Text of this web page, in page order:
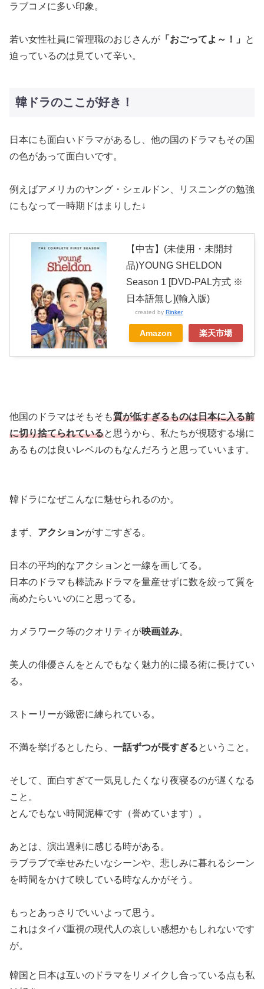
ラブコメに多い印象。
若い女性社員に管理職のおじさんが 「おごってよ～！」
と
迫っているのは見ていて辛い。
韓ドラのここが好き！
日本にも面白いドラマがあるし、他の国のドラマもその国
の色があって面白いです。
例えばアメリカのヤング・シェルドン、リスニングの勉強
にもなって一時期ドはまりした↓
【中古】(未使用・未開封
品)YOUNG SHELDON
Season 1 [DVD-PAL方式 ※
日本語無し](輸入版)
created by Rinker
Amazon 楽天市場
他国のドラマはそもそも質が低すぎるものは日本に入る前
に切り捨てられていると思うから、私たちが視聴する場に
あるものは良いレベルのもなんだろうと思っていいます。
韓ドラになぜこんなに魅せられるのか。
まず、 アクションがすごすぎる。
日本の平均的なアクションと一線を画してる。
日本のドラマも棒読みドラマを量産せずに数を絞って質を
高めたらいいのにと思ってる。
カメラワーク等のクオリティが映画並み。
美人の俳優さんをとんでもなく魅力的に撮る術に長けてい
る。
ストーリーが緻密に練られている。
不満を挙げるとしたら、 一話ずつが長すぎるということ。
そして、面白すぎて一気見したくなり夜寝るのが遅くなる
こと。
とんでもない時間泥棒です（誉めています）。
あとは、演出過剰に感じる時がある。
ラブラブで幸せみたいなシーンや、悲しみに暮れるシーン
を時間をかけて映している時なんかがそう。
もっとあっさりでいいよって思う。
これはタイパ重視の現代人の哀しい感想かもしれないです
が。
韓国と日本は互いのドラマをリメイクし合っている点も私